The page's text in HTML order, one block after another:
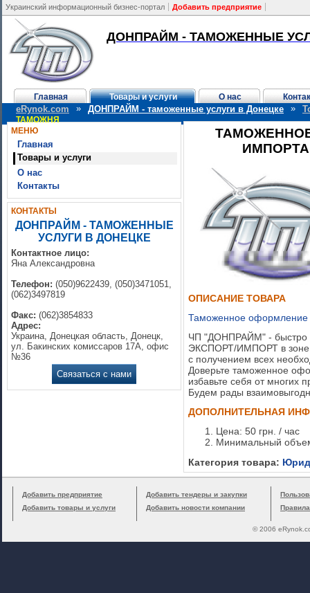
Украинский информационный бизнес-портал Добавить предприятие
ДОНПРАЙМ - ТАМОЖЕННЫЕ
Главная Товары и услуги О нас
eRynok.com » ДОНПРАЙМ - таможенные услуги в Донецке »
ТАМОЖНЯ
МЕНЮ
Главная
Товары и услуги
О нас
Контакты
КОНТАКТЫ
ДОНПРАЙМ - ТАМОЖЕННЫЕ
УСЛУГИ В ДОНЕЦКЕ
Контактное лицо:
Яна Александровна
Телефон: (050)9622439, (050)3471051,
(062)3497819
Факс: (062)3854833
Адрес:
Украина, Донецкая область, Донецк,
ул. Бакинских комиссаров 17А, офис
№36
Связаться с нами
ОПИСАНИЕ ТОВАРА
Таможенное оформление
ЧП "ДОНПРАЙМ" - быстро
ЭКСПОРТ/ИМПОРТ в зоне
с получением всех
Доверьте таможенное
избавьте себя от многих
Будем рады
ДОПОЛНИТЕЛЬНАЯ
Цена: 50 грн. / час
Минимальный
Категория товара:
Добавить предприятие
Добавить товары и услуги
Добавить тендеры и закупки
Добавить новости компании
© 2006